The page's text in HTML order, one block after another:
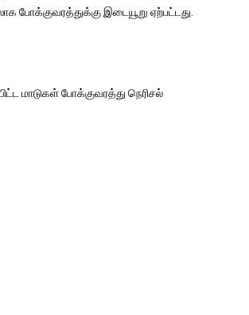
போக்குவரத்துக்கு இடையூறு ஏற்பட்டது.
மாடுகள் போக்குவரத்து நெரிசல்